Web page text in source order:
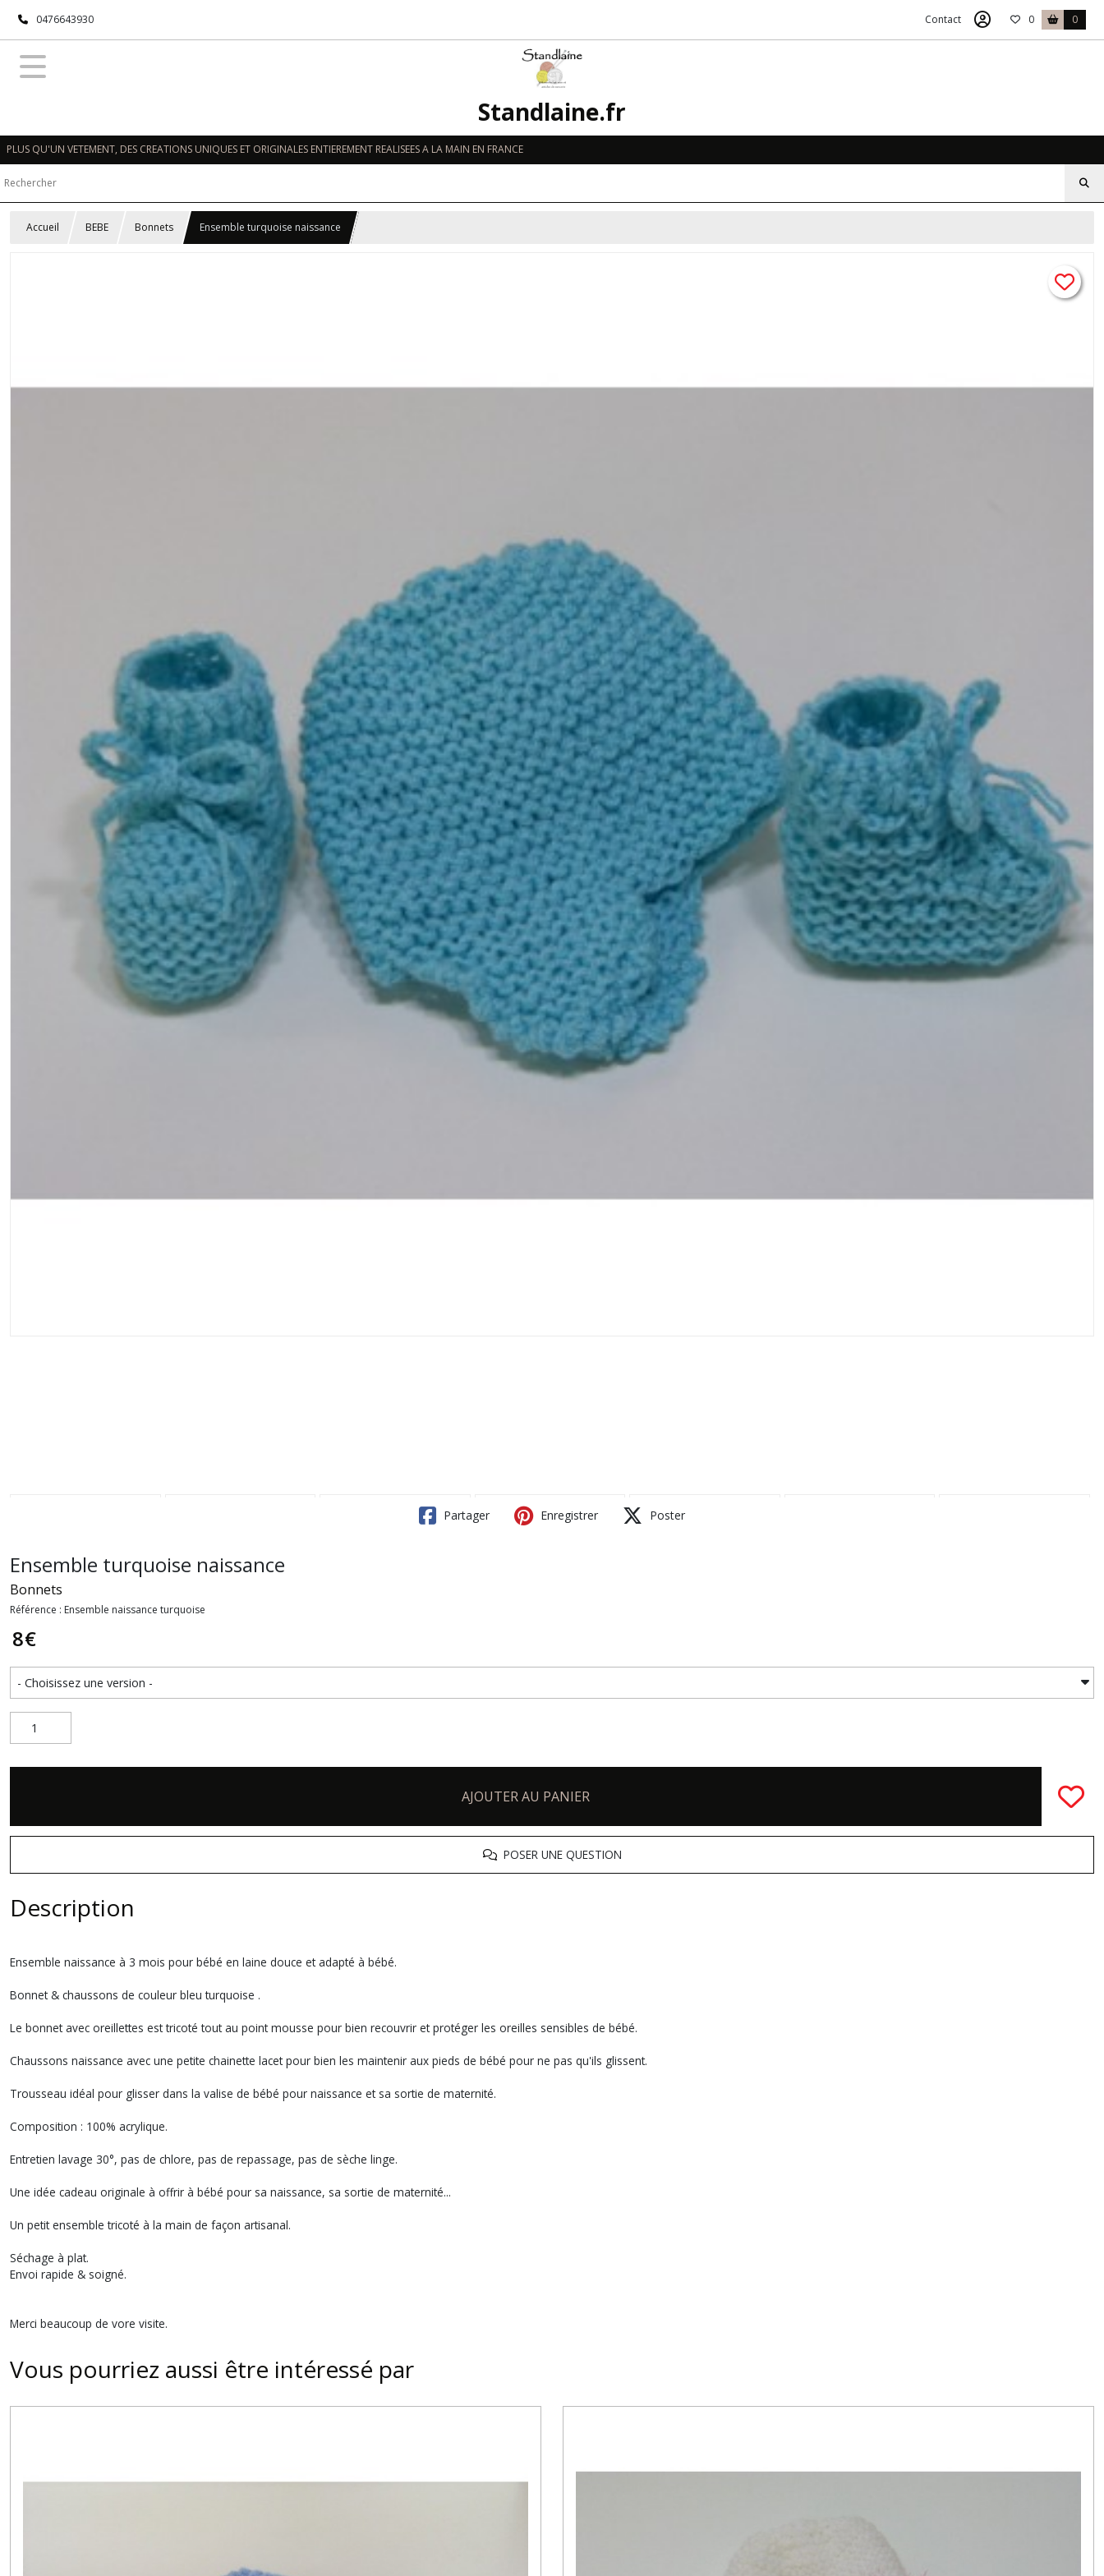
0476643930 Contact 0 0
Standlaine.fr
PLUS QU'UN VETEMENT, DES CREATIONS UNIQUES ET ORIGINALES ENTIEREMENT REALISEES A LA MAIN EN FRANCE
Accueil BEBE Bonnets Ensemble turquoise naissance
Partager Enregistrer Poster
Ensemble turquoise naissance
Bonnets
Référence : Ensemble naissance turquoise
8€
AJOUTER AU PANIER
POSER UNE QUESTION
Description
Ensemble naissance à 3 mois pour bébé en laine douce et adapté à bébé.
Bonnet & chaussons de couleur bleu turquoise .
Le bonnet avec oreillettes est tricoté tout au point mousse pour bien recouvrir et protéger les oreilles sensibles de bébé.
Chaussons naissance avec une petite chainette lacet pour bien les maintenir aux pieds de bébé pour ne pas qu'ils glissent.
Trousseau idéal pour glisser dans la valise de bébé pour naissance et sa sortie de maternité.
Composition : 100% acrylique.
Entretien lavage 30°, pas de chlore, pas de repassage, pas de sèche linge.
Une idée cadeau originale à offrir à bébé pour sa naissance, sa sortie de maternité...
Un petit ensemble tricoté à la main de façon artisanal.
Séchage à plat.
Envoi rapide & soigné.
Merci beaucoup de vore visite.
Vous pourriez aussi être intéressé par